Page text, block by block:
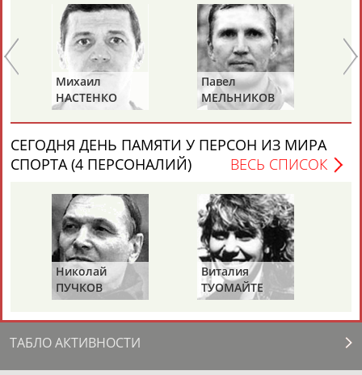
Рамазан
АБДУЛАЕВ
Тагир
АБДУЛАЕВ
Камиль
АБДУЛАЗИЗОВ
Загалав
АБДУЛБЕКОВ
Камалудин
Абдула
Магомед
Назир
24 персон из 13181
ЕЩЁ ПЕРСОНЫ
ТАБЛО АКТИВНОСТИ
Михаил
НАСТЕНКО
Павел
МЕЛЬНИКОВ
СЕГОДНЯ ДЕНЬ ПАМЯТИ У ПЕРСОН ИЗ МИРА
СПОРТА (4 ПЕРСОНАЛИЙ)
ВЕСЬ СПИСОК
Николай
ПУЧКОВ
Виталия
ТУОМАЙТЕ